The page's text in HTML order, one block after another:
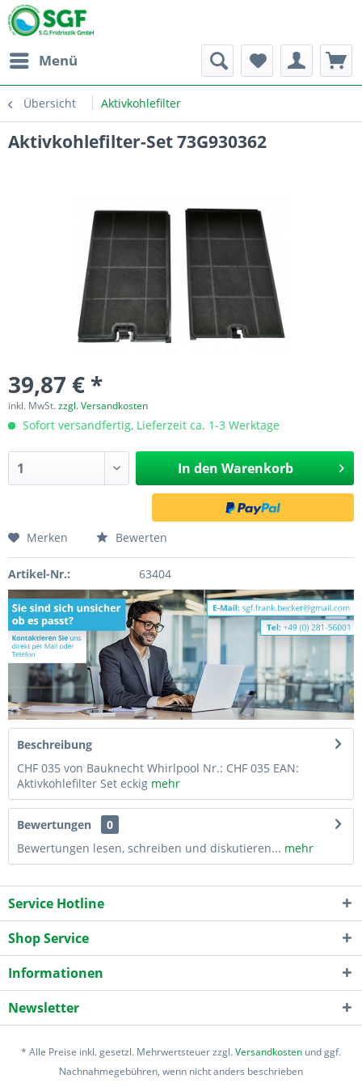
Menü
Übersicht Aktivkohlefilter
Aktivkohlefilter-Set 73G930362
39,87 € *
inkl. MwSt.zzgl. Versandkosten
Sofort versandfertig, Lieferzeit ca. 1-3 Werktage
In den Warenkorb
Merken Bewerten
Artikel-Nr.: 63404
Beschreibung
CHF 035 von Bauknecht Whirlpool Nr.: CHF 035 EAN:
Aktivkohlefilter Set eckig mehr
Bewertungen
0
Bewertungen lesen, schreiben und diskutieren... mehr
Service Hotline
Shop Service
Informationen
Newsletter
* Alle Preise inkl. gesetzl. Mehrwertsteuer zzgl.Versandkosten und ggf.
Nachnahmegebühren, wenn nicht anders beschrieben